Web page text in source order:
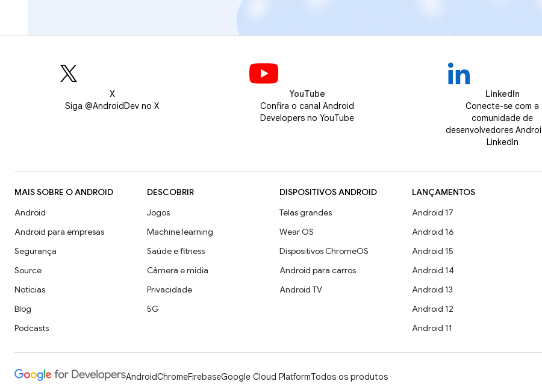
X
Siga @AndroidDev no X
YouTube
Confira o canal Android
Developers no YouTube
LinkedIn
Conecte-se com a
comunidade de
desenvolvedores
LinkedIn
MAIS SOBRE O ANDROID
Android
Android para empresas
Segurança
Source
Notícias
Blog
Podcasts
DESCOBRIR
Jogos
Machine learning
Saúde e fitness
Câmera e mídia
Privacidade
5G
DISPOSITIVOS ANDROID
Telas grandes
Wear OS
Dispositivos ChromeOS
Android para carros
Android TV
LANÇAMENTOS
Android 17
Android 16
Android 15
Android 14
Android 13
Android 12
Android 11
AndroidChromeFirebaseGoogle Cloud PlatformTodos os produtos